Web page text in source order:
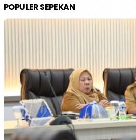
POPULER SEPEKAN